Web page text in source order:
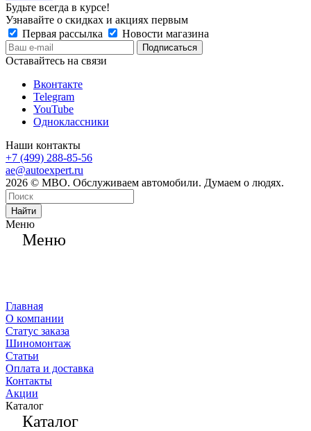
Будьте всегда в курсе!
Узнавайте о скидках и акциях первым
Первая рассылка
Новости магазина
Оставайтесь на связи
Вконтакте
Telegram
YouTube
Одноклассники
Наши контакты
+7 (499) 288-85-56
ae@autoexpert.ru
2026 © МВО. Обслуживаем автомобили. Думаем о людях.
Найти
Меню
Меню
Главная
О компании
Статус заказа
Шиномонтаж
Статьи
Оплата и доставка
Контакты
Акции
Каталог
Каталог